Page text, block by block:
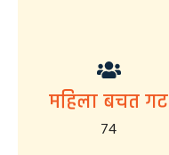
महिला बचत गट
74